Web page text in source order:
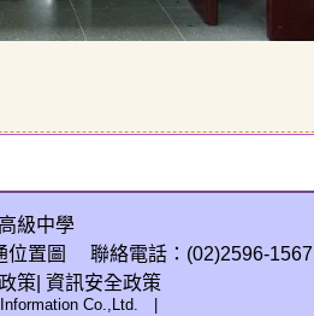
級中學
位置圖 聯絡電話：(02)2596-1567
策 資訊安全政策
Co.,Ltd.